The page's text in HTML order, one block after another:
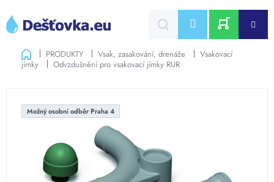
obsah
CZK
NÁKUPNÍ
DomůPRODUKTY Vsak, zasakování, drenáže
Vsakovací
jímky
Odvzdušnění pro vsakovací jímky RUR
Možný osobní odběr Praha 4